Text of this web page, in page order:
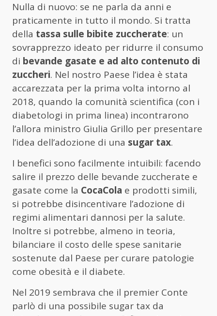
Nulla di nuovo: se ne parla da anni e
praticamente in tutto il mondo. Si tratta
della tassa sulle bibite zuccherate: un
sovrapprezzo ideato per ridurre il consumo
di bevande gasate e ad alto contenuto di
zuccheri. Nel nostro Paese l’idea è stata
accarezzata per la prima volta intorno al
2018, quando la comunità scientifica (con i
diabetologi in prima linea) incontrarono
l’allora ministro Giulia Grillo per presentare
l’idea dell’adozione di una sugar tax.
I benefici sono facilmente intuibili: facendo
salire il prezzo delle bevande zuccherate e
gasate come la CocaCola e prodotti simili,
si potrebbe disincentivare l’adozione di
regimi alimentari dannosi per la salute.
Inoltre si potrebbe, almeno in teoria,
bilanciare il costo delle spese sanitarie
sostenute dal Paese per curare patologie
come obesità e il diabete.
Nel 2019 sembrava che il premier Conte
parlò di una possibile sugar tax da